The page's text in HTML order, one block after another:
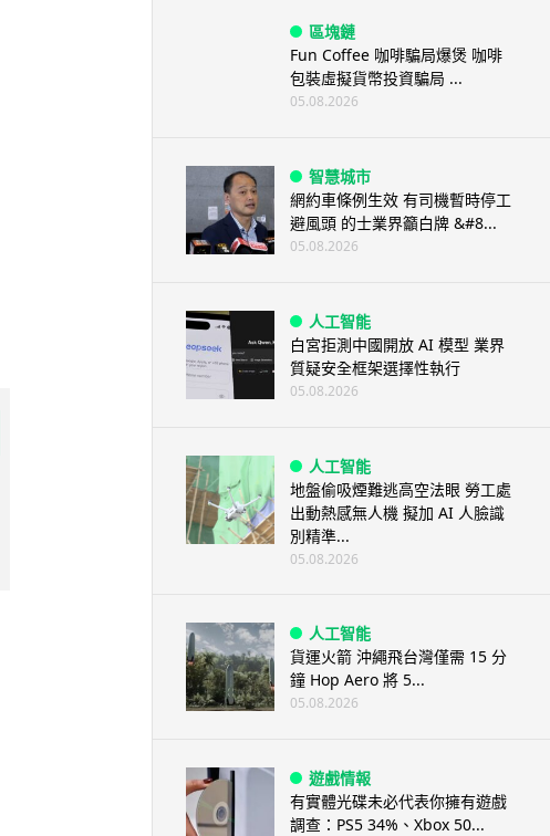
區塊鏈
Fun Coffee 咖啡騙局爆煲 咖啡
包裝虛擬貨幣投資騙局 ...
05.08.2026
智慧城市
網約車條例生效 有司機暫時停工
避風頭 的士業界籲白牌 &#8...
05.08.2026
人工智能
白宮拒測中國開放 AI 模型 業界
質疑安全框架選擇性執行
05.08.2026
人工智能
地盤偷吸煙難逃高空法眼 勞工處
出動熱感無人機 擬加 AI 人臉識
別精準...
05.08.2026
人工智能
貨運火箭 沖繩飛台灣僅需 15 分
鐘 Hop Aero 將 5...
05.08.2026
遊戲情報
有實體光碟未必代表你擁有遊戲
調查：PS5 34%、Xbox 50...